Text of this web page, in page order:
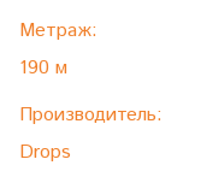
Метраж:
190 м
Производитель:
Drops